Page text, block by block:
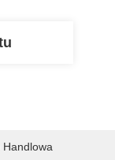
Handlowa